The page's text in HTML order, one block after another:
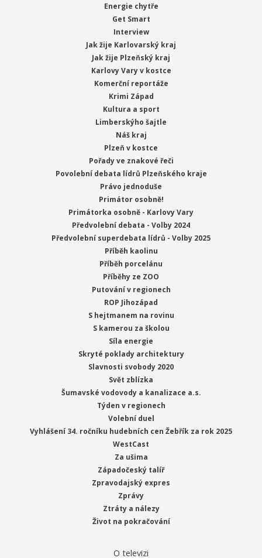
Energie chytře
Get Smart
Interview
Jak žije Karlovarský kraj
Jak žije Plzeňský kraj
Karlovy Vary v kostce
Komerční reportáže
Krimi Západ
Kultura a sport
Limberskýho šajtle
Náš kraj
Plzeň v kostce
Pořady ve znakové řeči
Povolební debata lídrů Plzeňského kraje
Právo jednoduše
Primátor osobně!
Primátorka osobně - Karlovy Vary
Předvolební debata - Volby 2024
Předvolební superdebata lídrů - Volby 2025
Příběh kaolinu
Příběh porcelánu
Příběhy ze ZOO
Putování v regionech
ROP Jihozápad
S hejtmanem na rovinu
S kamerou za školou
Síla energie
Skryté poklady architektury
Slavnosti svobody 2020
Svět zblízka
Šumavské vodovody a kanalizace a.s.
Týden v regionech
Volební duel
Vyhlášení 34. ročníku hudebních cen Žebřík za rok 2025
WestCast
Za ušima
Západočeský talíř
Zpravodajský expres
Zprávy
Ztráty a nálezy
Život na pokračování
O televizi